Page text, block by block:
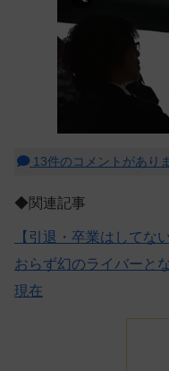
13件のコメントがあり
◆関連記事
【引退・卒業はしてな
おらず幻のライバーと
現在